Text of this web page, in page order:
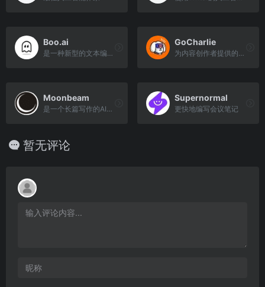
Boo.ai
是一种新型的文本编辑器，它使用人工智能生成副本并帮助您集思广益
GoCharlie
为内容创作者提供的生成性人工智能平台
Moonbeam
是一个长篇写作的AI助手
Supernormal
更快地编写会议笔记
暂无评论